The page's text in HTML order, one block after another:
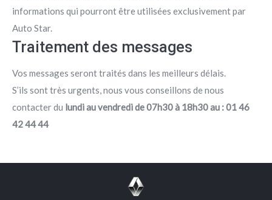
informations qui pourront être utilisées exclusivement par
Auto Star.
Traitement des messages
Vos messages seront traités dans les meilleurs délais.
S’ils sont très urgents, nous vous conseillons de nous
contacter du lundi au vendredi de 07h30 à 18h30 au : 01 46
42 44 44